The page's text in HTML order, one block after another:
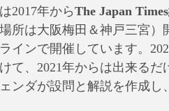
2017年からThe Japan
所は大阪梅田＆神戸三宮
インで開催しています。
て、2021年からは出来る
ンダが設問と解説を作成し